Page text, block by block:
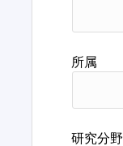
所属
研究分野